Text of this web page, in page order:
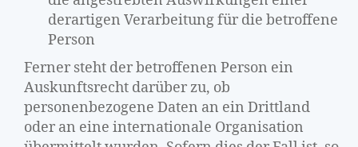
derartigen Verarbeitung für die betroffene
Person
Ferner steht der betroffenen Person ein
Auskunftsrecht darüber zu, ob
personenbezogene Daten an ein Drittland
oder an eine internationale Organisation